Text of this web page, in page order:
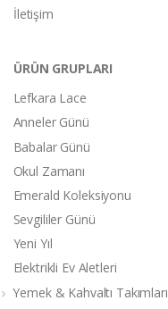
İletişim
ÜRÜN GRUPLARI
Lefkara Lace
Anneler Günü
Babalar Günü
Okul Zamanı
Emerald Koleksiyonu
Sevgililer Günü
Yeni Yıl
Elektrikli Ev Aletleri
Yemek & Kahvaltı Takımları